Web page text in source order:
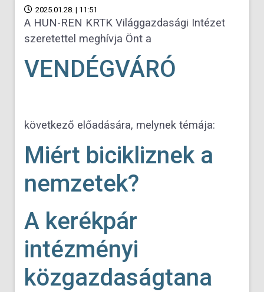
2025.01.28. | 11:51
A HUN-REN KRTK Világgazdasági Intézet
szeretettel meghívja Önt a
VENDÉGVÁRÓ
következő előadására, melynek témája:
Miért bicikliznek a
nemzetek?
A kerékpár
intézményi
közgazdaságtana